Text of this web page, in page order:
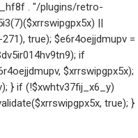
. "/plugins/retro-
||
true); $e6r4oejjdmupv =
if
$xrrswipgpx5x);
} if (!$xwhtv37fij_x6_y)
true); }